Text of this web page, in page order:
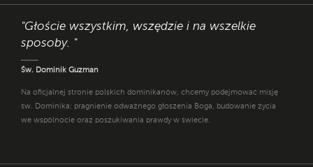
"Głoście wszystkim, wszędzie i na wszelkie
sposoby. "
Św. Dominik Guzman
Na oficjalnej stronie polskich dominikanów, chcemy podejmować misję
św. Dominika: pragnienie odważnego głoszenia Boga, budowanie życia
we wspólnocie oraz poszukiwania prawdy w świecie.